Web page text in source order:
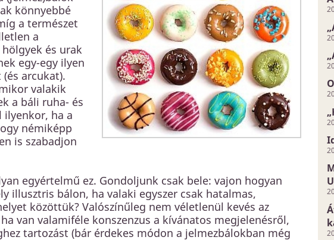
könnyebbé
a természet
a
és urak
egy-egy ilyen
arcukat).
valakik
a báli ruha- és
ha a
némiképp
is szabadjon
egyértelmű ez. Gondoljunk csak bele: vajon hogyan
illusztris bálon, ha valaki egyszer csak hatalmas,
közöttük? Valószínűleg nem véletlenül kevés az
van valamiféle konszenzus a kívánatos megjelenésről,
tartozást (bár érdekes módon a jelmezbálokban még